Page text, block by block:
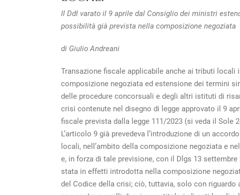
Il Ddl varato il 9 aprile dal Consiglio dei ministri
possibilità già prevista nella composizione negoziata
di Giulio Andreani
Transazione fiscale applicabile anche ai tributi
composizione negoziata ed estensione dei termini
delle procedure concorsuali e degli altri istituti di
crisi contenute nel disegno di legge approvato il 9
fiscale prevista dalla legge 111/2023 (si veda il Sole
L’articolo 9 già prevedeva l’introduzione di un
locali, nell’ambito della composizione negoziata e
e, in forza di tale previsione, con il Dlgs 13
stata in effetti introdotta nella composizione
del Codice della crisi; ciò, tuttavia, solo con